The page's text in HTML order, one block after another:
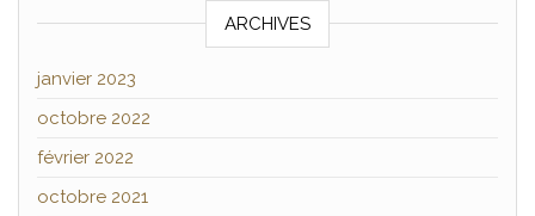
ARCHIVES
janvier 2023
octobre 2022
février 2022
octobre 2021